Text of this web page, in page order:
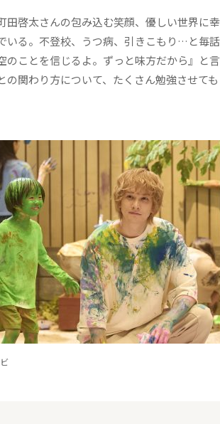
啓太さんの包み込む笑顔、優しい世界に
いる。不登校、うつ病、引きこもり…と毎
のことを信じるよ。ずっと味方だから』と
関わり方について、たくさん勉強させて